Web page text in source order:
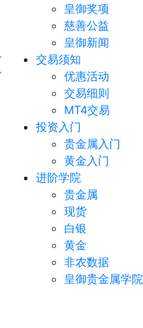
皇御奖项
慈善公益
皇御新闻
交易须知
优惠活动
交易细则
MT4交易
投资入门
贵金属入门
黄金入门
进阶学院
贵金属
现货
白银
黄金
非农数据
皇御贵金属学院